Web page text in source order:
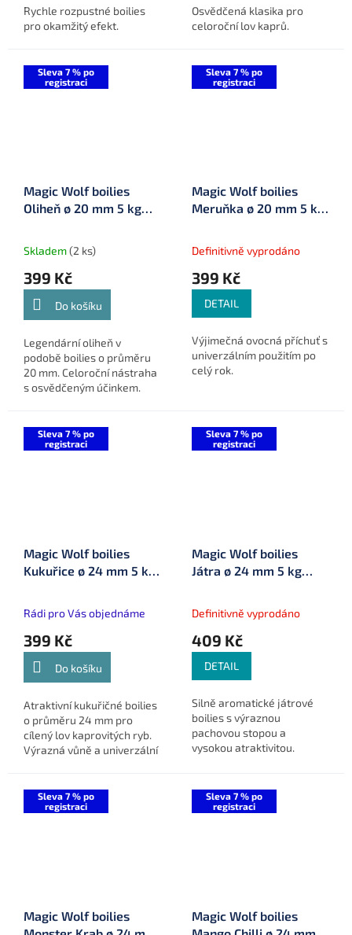
Rychle rozpustné boilies
pro okamžitý efekt.
Osvědčená klasika pro
celoroční lov kaprů.
Sleva 7 % po
registraci
Magic Wolf boilies
Oliheň ø 20 mm 5 kg
Skladem(2 ks)
399 Kč
Do košíku
Legendární oliheň v
podobě boilies o průměru
20 mm. Celoroční nástraha
s osvědčeným účinkem.
Sleva 7 % po
registraci
Magic Wolf boilies
Meruňka ø 20 mm 5 kg
Definitivně vyprodáno
399 Kč
DETAIL
Výjimečná ovocná příchuť s
univerzálním použitím po
celý rok.
Sleva 7 % po
registraci
Magic Wolf boilies
Kukuřice ø 24 mm 5 kg
Rádi pro Vás objednáme
399 Kč
Do košíku
Atraktivní kukuřičné boilies
o průměru 24 mm pro
cílený lov kaprovitých ryb.
Výrazná vůně a univerzální
Sleva 7 % po
registraci
Magic Wolf boilies
Játra ø 24 mm 5 kg
Definitivně vyprodáno
409 Kč
DETAIL
Silně aromatické játrové
boilies s výraznou
pachovou stopou a
vysokou atraktivitou.
Sleva 7 % po
registraci
Magic Wolf boilies
Sleva 7 % po
registraci
Magic Wolf boilies